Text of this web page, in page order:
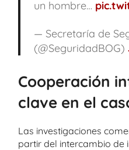
un hombre…
— Secretaría de
(@SeguridadBOG)
Cooperación
clave en el
Las investigaciones
partir del intercambio de